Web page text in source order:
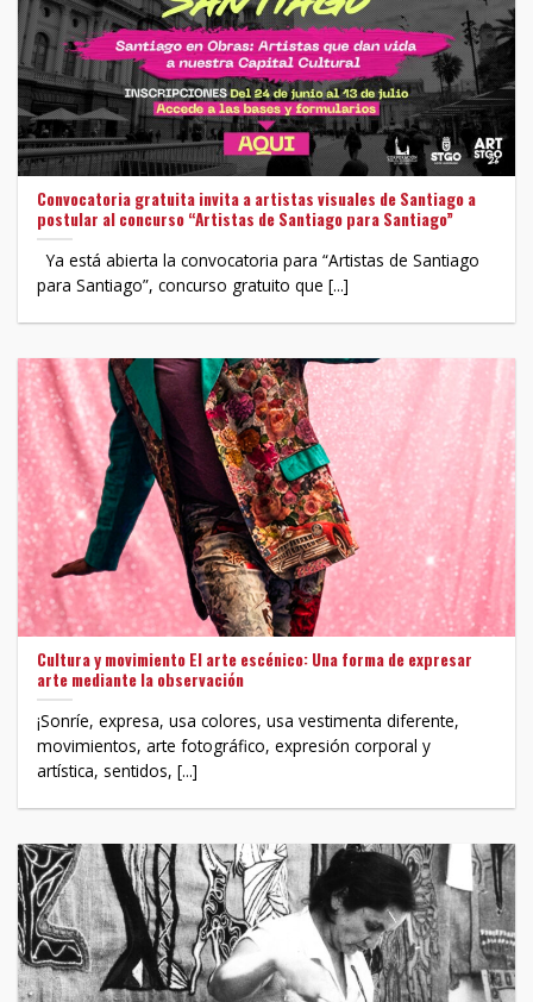
Convocatoria gratuita invita a artistas visuales de Santiago a
postular al concurso “Artistas de Santiago para Santiago”
Ya está abierta la convocatoria para “Artistas de Santiago
para Santiago”, concurso gratuito que [...]
Cultura y movimiento El arte escénico: Una forma de expresar
arte mediante la observación
¡Sonríe, expresa, usa colores, usa vestimenta diferente,
movimientos, arte fotográfico, expresión corporal y
artística, sentidos, [...]